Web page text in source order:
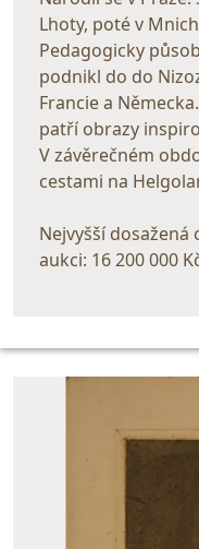
Lhoty, poté v
Pedagogicky
podnikl do do
Francie a
patří obrazy
V závěrečném
cestami na
Nejvyšší
aukci: 16 200 000